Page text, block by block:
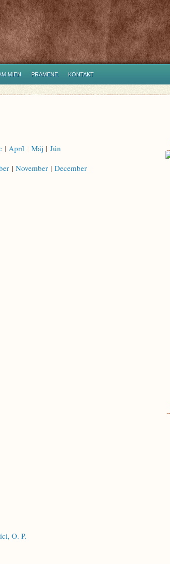
MIEN PRAMENE KONTAKT
| Apríl | Máj | Jún
| November | December
O. P.